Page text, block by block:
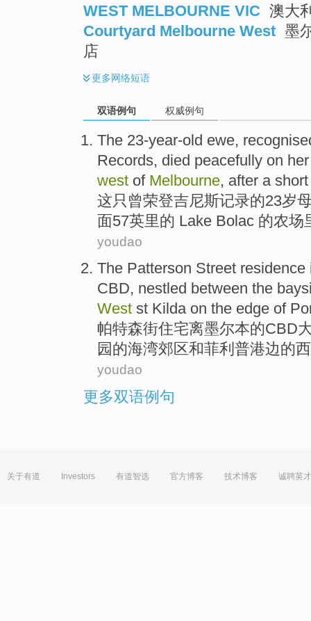
WEST MELBOURNE VIC 澳大
Courtyard Melbourne West 墨
店
更多网络短语
双语例句 权威例句
The 23-year-old ewe,
Records, died peacefully on
west of Melbourne, after a
这只曾荣登吉尼斯记录的23岁
面57英里的 Lake Bolac 的农场
youdao
The Patterson Street residence
CBD, nestled between the
West st Kildaon the edge of
帕特森街住宅离墨尔本的CBD
园 的海湾郊区和菲利普港边的西
youdao
更多双语例句
关于有道 Investors 有道智选 官方博客 技术博客 诚聘英才